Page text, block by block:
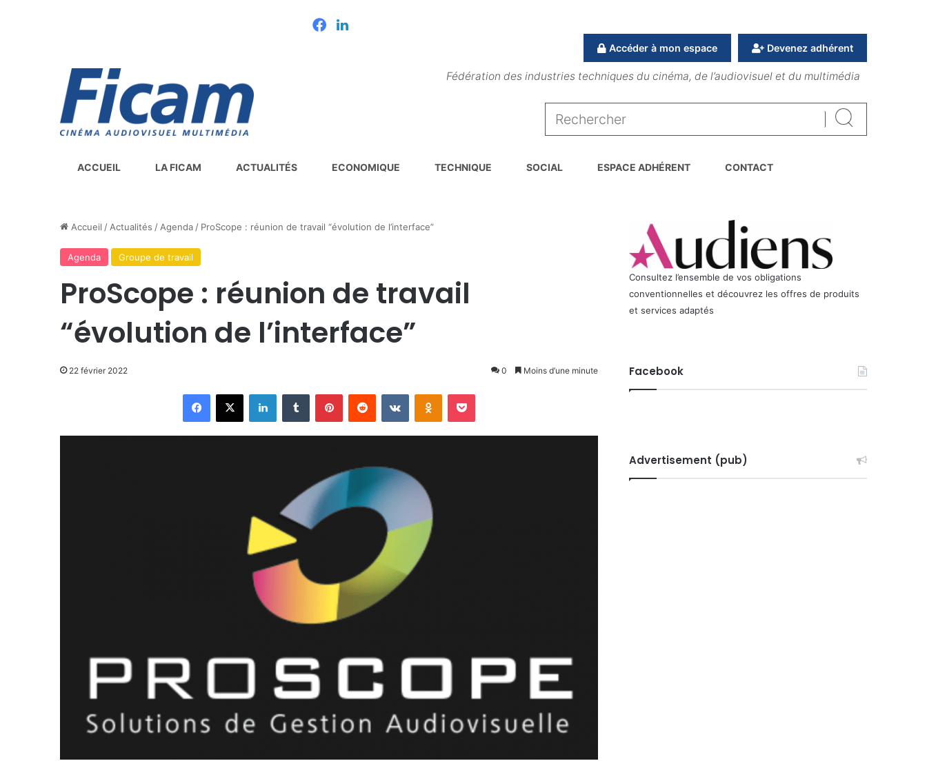
Facebook
Linkedin
Devenez adhérent
Accéder à mon espace
Fédération des industries techniques du cinéma, de l’audiovisuel et du multimédia
Rechercher
ACCUEIL LA FICAM ACTUALITÉS ECONOMIQUE TECHNIQUE SOCIAL ESPACE ADHÉRENT CONTACT
Accueil / Actualités / Agenda / ProScope : réunion de travail “évolution de l’interface”
Agenda Groupe de travail
ProScope : réunion de travail
“évolution de l’interface”
22 février 2022 0 Moins d’une minute
Facebook
X LinkedinTumblr PinterestReddit VKontakteOdnoklassniki
Pocket
Consultez l’ensemble de vos obligations
conventionnelles et découvrez les offres de produits
et services adaptés
Facebook
Advertisement (pub)